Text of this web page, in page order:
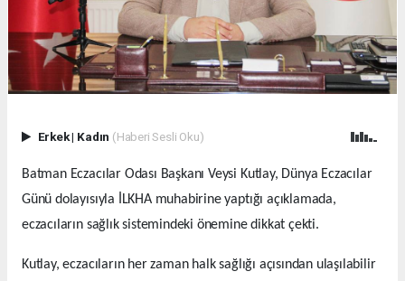
Erkek| Kadın (Haberi Sesli Oku)
Batman Eczacılar Odası Başkanı Veysi Kutlay, Dünya Eczacılar
Günü dolayısıyla İLKHA muhabirine yaptığı açıklamada,
eczacıların sağlık sistemindeki önemine dikkat çekti.
Kutlay, eczacıların her zaman halk sağlığı açısından ulaşılabilir